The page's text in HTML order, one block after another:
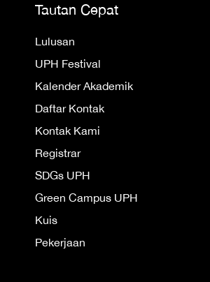
Tautan Cepat
Lulusan
UPH Festival
Kalender Akademik
Daftar Kontak
Kontak Kami
Registrar
SDGs UPH
Green Campus UPH
Kuis
Pekerjaan